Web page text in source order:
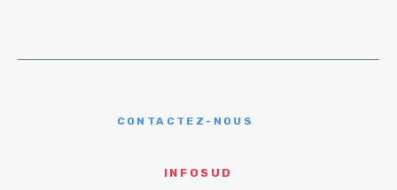
CONTACTEZ-NOUS
INFOSUD